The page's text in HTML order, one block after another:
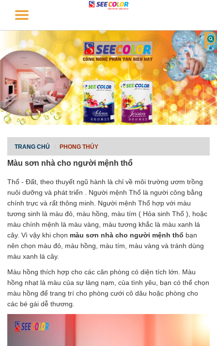
TRANG CHỦ PHONG THỦY
Màu sơn nhà cho người mệnh thổ
Thổ - Đất, theo thuyết ngũ hành là chỉ về môi trường ươm trồng
nuôi dưỡng và phát triển . Người mệnh Thổ là người công bằng
chính trực và rất thông minh. Người mệnh Thổ hợp với màu
tương sinh là màu đỏ, màu hồng, màu tím ( Hỏa sinh Thổ ), hoặc
màu chính mệnh là màu vàng, màu tương khắc là màu xanh lá
cây. Vì vậy khi chọn màu sơn nhà cho người mệnh thổ bạn
nên chọn màu đỏ, màu hồng, màu tím, màu vàng và tránh dùng
màu xanh lá cây.
Màu hồng thích hợp cho các căn phòng có diện tích lớn. Màu
hồng nhạt là màu của sự làng nạm, của tình yêu, bạn có thể chọn
màu hồng để trang trí cho phòng cưới cô dâu hoặc phòng cho
các bé gái dễ thương.